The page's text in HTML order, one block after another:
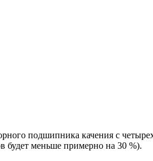
подшипника качения с
будет меньше примерно на 30 %).